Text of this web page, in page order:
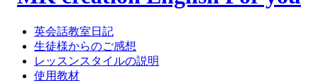
英会話教室日記
生徒様からのご感想
レッスンスタイルの説明
使用教材